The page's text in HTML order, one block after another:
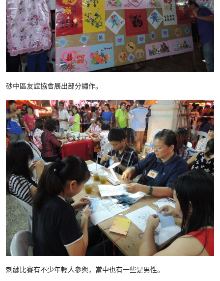
砂中區友誼協會展出部分繡作。
刺繡比賽有不少年輕人參與，當中也有一些是男性。